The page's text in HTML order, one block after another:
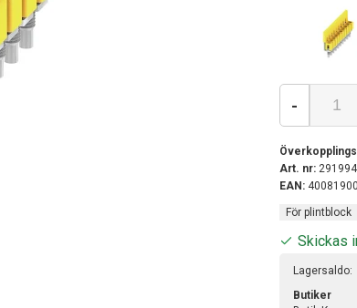
Art. nr:
EAN:
-
För plintblock
Skickas
Lagersaldo:
Butiker